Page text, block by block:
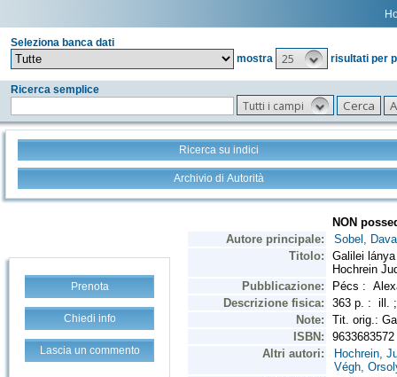
Seleziona banca dati
mostra
25 risultati per
Ricerca semplice
Tutti i campi
Ricerca su indici
Archivio di Autorità
Prenota
Chiedi info
Lascia un commento